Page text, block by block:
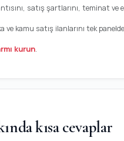
satış şartlarını, teminat
kamu satış ilanlarını tek
kurun.
kısa cevaplar